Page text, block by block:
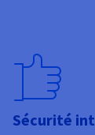
Sécurité